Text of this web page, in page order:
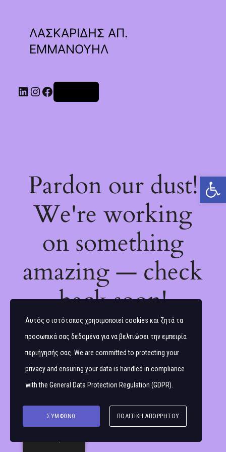
Ανοίξτε τη γραμμή εργαλείων
ΛΑΣΚΑΡΙΔΗΣ ΑΠ.
ΕΜΜΑΝΟΥΗΛ
Linkedin
Instagram
Facebook
Pardon our dust!
We're working
on something
amazing — check
back soon!
Αυτός ο ιστότοπος χρησιμοποιεί cookies και ζητά τα
προσωπικά σας δεδομένα για να βελτιώσει την εμπειρία
περιήγησής σας. We are committed to protecting your
privacy and ensuring your data is handled in compliance
with the General Data Protection Regulation (GDPR)
ΣΥΜΦΩΝΏ ΠΟΛΙΤΙΚΉ ΑΠΟΡΡΉΤΟΥ